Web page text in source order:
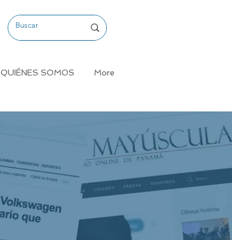
QUIÉNES SOMOS More